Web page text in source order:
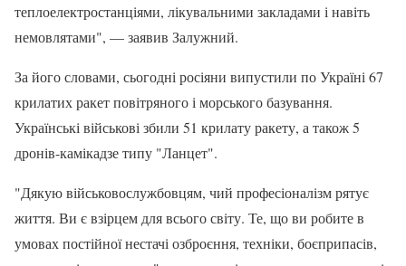
теплоелектростанціями, лікувальними закладами і навіть
немовлятами", — заявив Залужний.
За його словами, сьогодні росіяни випустили по Україні 67
крилатих ракет повітряного і морського базування.
Українські військові збили 51 крилату ракету, а також 5
дронів-камікадзе типу "Ланцет".
"Дякую військовослужбовцям, чий професіоналізм рятує
життя. Ви є взірцем для всього світу. Те, що ви робите в
умовах постійної нестачі озброєння, техніки, боєприпасів,